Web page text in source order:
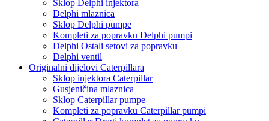
Sklop Delphi injektora
Delphi mlaznica
Sklop Delphi pumpe
Kompleti za popravku Delphi pumpi
Delphi Ostali setovi za popravku
Delphi ventil
Originalni dijelovi Caterpillara
Sklop injektora Caterpillar
Gusjeničina mlaznica
Sklop Caterpillar pumpe
Kompleti za popravku Caterpillar pumpi